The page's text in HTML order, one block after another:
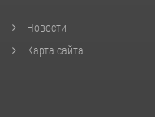
Новости
Карта сайта